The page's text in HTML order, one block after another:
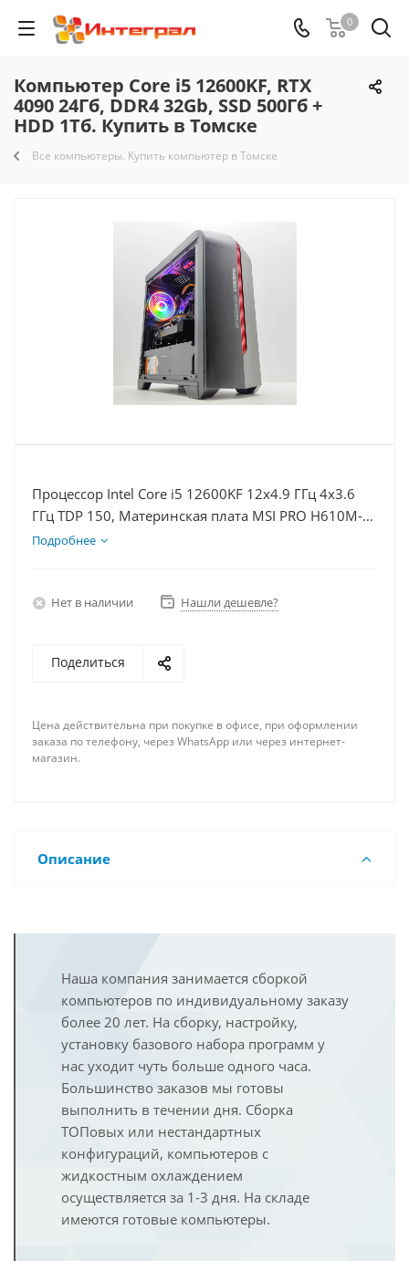
0
Компьютер Core i5 12600KF, RTX
4090 24Гб, DDR4 32Gb, SSD 500Гб +
HDD 1Тб. Купить в Томске
Все компьютеры. Купить компьютер в Томске
Процессор Intel Core i5 12600KF 12x4.9 ГГц 4x3.6
ГГц TDP 150, Материнская плата MSI PRO H610M-E,
Видеокарта RTX 4090 24Гб, Память DDR4 32Gb,
Подробнее
Нет в наличии Нашли дешевле?
Поделиться
Цена действительна при покупке в офисе, при оформлении
заказа по телефону, через WhatsApp или через интернет-
магазин.
Описание
Наша компания занимается сборкой
компьютеров по индивидуальному заказу
более 20 лет. На сборку, настройку,
установку базового набора программ у
нас уходит чуть больше одного часа.
Большинство заказов мы готовы
выполнить в течении дня. Сборка
ТОПовых или нестандартных
конфигураций, компьютеров с
жидкостным охлаждением
осуществляется за 1-3 дня. На складе
имеются готовые компьютеры.